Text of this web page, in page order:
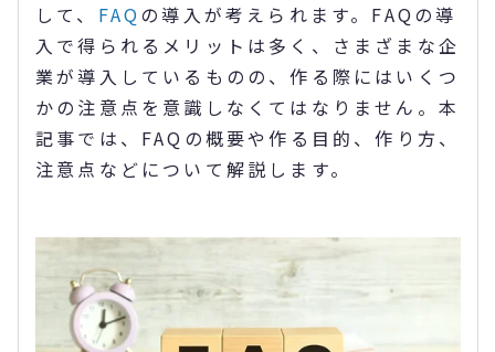
して、 FAQ の導入が考えられます。FAQの導
入で得られるメリットは多く、さまざまな企
業が導入しているものの、作る際にはいくつ
かの注意点を意識しなくてはなりません。本
記事では、FAQの概要や作る目的、作り方、
注意点などについて解説します。